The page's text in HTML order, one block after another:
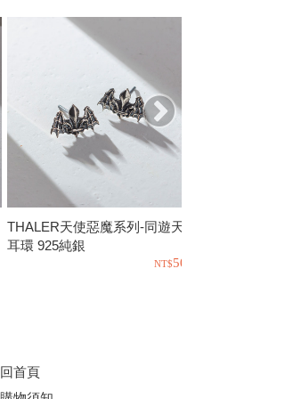
THALER天使惡魔系列-同遊天際
耳環 925純銀
500
回首頁